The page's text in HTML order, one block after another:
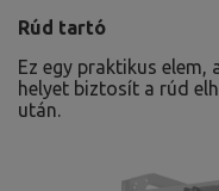
Rúd tartó
Ez egy praktikus elem,
helyet biztosít a rúd
után.